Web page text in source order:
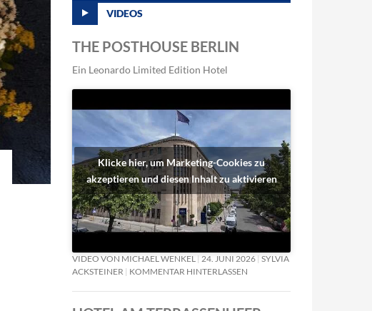
VIDEOS
THE POSTHOUSE BERLIN
Ein Leonardo Limited Edition Hotel
Klicke hier, um Marketing-Cookies zu
akzeptieren und diesen Inhalt zu aktivieren
VIDEO VON MICHAEL WENKEL 24. JUNI 2026 SYLVIA
ACKSTEINER
KOMMENTAR HINTERLASSEN